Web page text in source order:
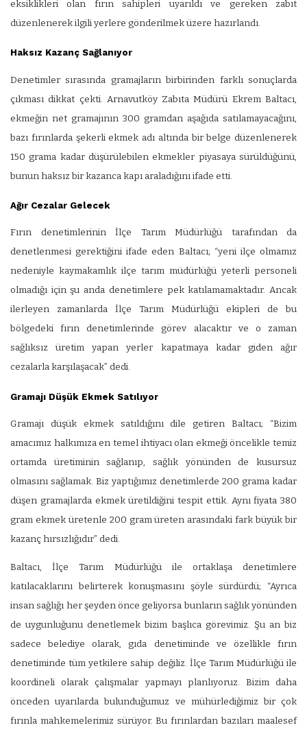
eksiklikleri olan fırın sahipleri uyarıldı ve gereken zabıt
düzenlenerek ilgili yerlere gönderilmek üzere hazırlandı.
Haksız Kazanç Sağlanıyor
Denetimler sırasında gramajların birbirinden farklı sonuçlarda
çıkması dikkat çekti. Arnavutköy Zabıta Müdürü Ekrem Baltacı,
ekmeğin net gramajının 300 gramdan aşağıda satılamayacağını,
bazı fırınlarda şekerli ekmek adı altında bir belge düzenlenerek
150 grama kadar düşürülebilen ekmekler piyasaya sürüldüğünü,
bunun haksız bir kazanca kapı araladığını ifade etti.
Ağır Cezalar Gelecek
Fırın denetimlerinin İlçe Tarım Müdürlüğü tarafından da
denetlenmesi gerektiğini ifade eden Baltacı; “yeni ilçe olmamız
nedeniyle kaymakamlık ilçe tarım müdürlüğü yeterli personeli
olmadığı için şu anda denetimlere pek katılamamaktadır. Ancak
ilerleyen zamanlarda İlçe Tarım Müdürlüğü ekipleri de bu
bölgedeki fırın denetimlerinde görev alacaktır ve o zaman
sağlıksız üretim yapan yerler kapatmaya kadar giden ağır
cezalarla karşılaşacak” dedi.
Gramajı Düşük Ekmek Satılıyor
Gramajı düşük ekmek satıldığını dile getiren Baltacı; “Bizim
amacımız halkımıza en temel ihtiyacı olan ekmeği öncelikle temiz
ortamda üretiminin sağlanıp, sağlık yönünden de kusursuz
olmasını sağlamak. Biz yaptığımız denetimlerde 200 grama kadar
düşen gramajlarda ekmek üretildiğini tespit ettik. Aynı fiyata 380
gram ekmek üretenle 200 gram üreten arasındaki fark büyük bir
kazanç hırsızlığıdır” dedi.
Baltacı, İlçe Tarım Müdürlüğü ile ortaklaşa denetimlere
katılacaklarını belirterek konuşmasını şöyle sürdürdü; “Ayrıca
insan sağlığı her şeyden önce geliyorsa bunların sağlık yönünden
de uygunluğunu denetlemek bizim başlıca görevimiz. Şu an biz
sadece belediye olarak, gıda denetiminde ve özellikle fırın
denetiminde tüm yetkilere sahip değiliz. İlçe Tarım Müdürlüğü ile
koordineli olarak çalışmalar yapmayı planlıyoruz. Bizim daha
önceden uyarılarda bulunduğumuz ve mühürlediğimiz bir çok
fırınla mahkemelerimiz sürüyor. Bu fırınlardan bazıları maalesef